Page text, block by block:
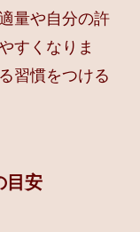
量や自分の許
すくなりま
習慣をつける
目安